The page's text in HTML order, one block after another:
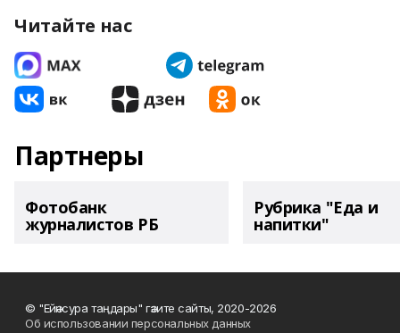
Читайте нас
Партнеры
Фотобанк
журналистов РБ
Рубрика "Еда и
напитки"
© "Ейәнсура таңдары" гәзите сайты, 2020-2026
Об использовании персональных данных